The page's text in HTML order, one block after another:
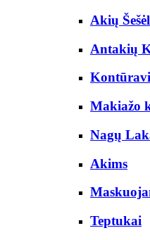
Akių
Antakių
Makiažo
Nagų
Akims
Teptukai